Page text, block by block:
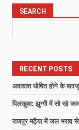
SEARCH
RECENT POSTS
अवकाश घोषित होने के
पिलखुवा: झुग्गी में सो रहे
राजपुर मढ़ैया में जल भराव